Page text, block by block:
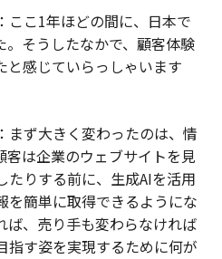
：ここ1年ほどの間に、日本で
。そうしたなかで、顧客体験
と感じていらっしゃいます
：まず大きく変わったのは、情
は企業のウェブサイトを見
たりする前に、生成AIを活用
を簡単に取得できるようにな
ば、売り手も変わらなければ
指す姿を実現するために何が